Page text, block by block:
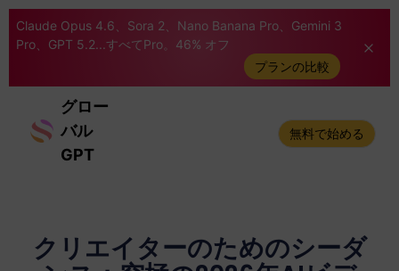
Claude Opus 4.6、Sora 2、Nano Banana Pro、Gemini 3
Pro、GPT 5.2...すべてPro。46% オフ
プランの比較
グロー
バル
GPT
無料で始める
クリエイターのためのシーダ